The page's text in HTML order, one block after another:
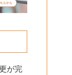
が完